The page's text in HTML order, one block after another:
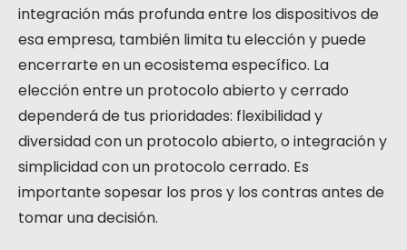
integración más profunda entre los dispositivos de
esa empresa, también limita tu elección y puede
encerrarte en un ecosistema específico. La
elección entre un protocolo abierto y cerrado
dependerá de tus prioridades: flexibilidad y
diversidad con un protocolo abierto, o integración y
simplicidad con un protocolo cerrado. Es
importante sopesar los pros y los contras antes de
tomar una decisión.